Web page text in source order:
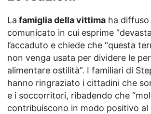
La famiglia della vittima ha diffuso
comunicato in cui esprime
l’accaduto e chiede che “questa
non venga usata per dividere le
alimentare ostilità”. I familiari di
hanno ringraziato i cittadini che
e i soccorritori, ribadendo che
contribuiscono in modo positivo al